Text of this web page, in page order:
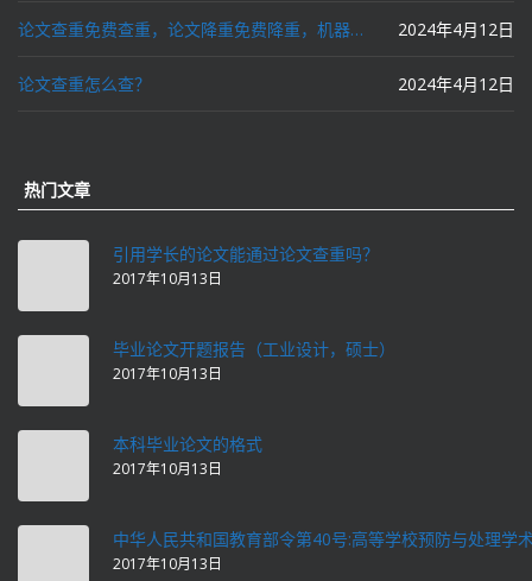
论文查重免费查重，论文降重免费降重，机器降重，人工降重，降低AIGC写作率，ai写论文，都要选论文狗和paperdog以及文思慧达！ 2024年4月12日
论文查重怎么查？ 2024年4月12日
热门文章
引用学长的论文能通过论文查重吗？
2017年10月13日
毕业论文开题报告（工业设计，硕士）
2017年10月13日
本科毕业论文的格式
2017年10月13日
中华人民共和国教育部令第40号:高等学校预防与处理学
2017年10月13日